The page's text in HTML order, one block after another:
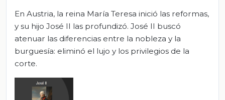
En Austria, la reina María Teresa inició las reformas,
y su hijo José II las profundizó. José II buscó
atenuar las diferencias entre la nobleza y la
burguesía: eliminó el lujo y los privilegios de la
corte.